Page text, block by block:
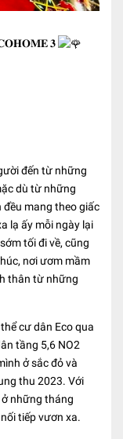
𝟑
đến từ những
dù từ những
mang theo giấc
lạ ấy mỗi ngày lại
tối đi về, cũng
nơi ươm mầm
thân từ những
cư dân Eco qua
tầng 5,6 NO2
ở sắc đỏ và
thu 2023. Với
những tháng
tiếp vươn xa.